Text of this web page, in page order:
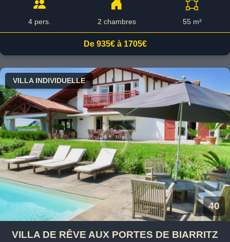
4 pers. 2 chambres 55 m²
De 935€ à 1705€
VILLA INDIVIDUELLE
40
VILLA DE RÊVE AUX PORTES DE BIARRITZ